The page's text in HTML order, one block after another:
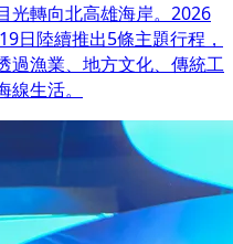
光轉向北高雄海岸。2026
日陸續推出5條主題行程，
過漁業、地方文化、傳統工
生活。